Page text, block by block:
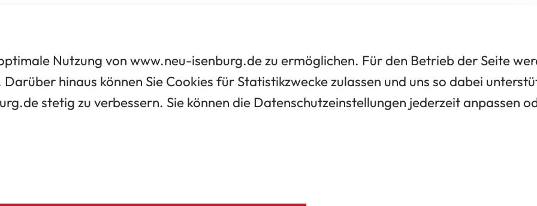
Nutzung von www.neu-isenburg.de zu ermöglichen. Für den Betrieb der Seite
hinaus können Sie Cookies für Statistikzwecke zulassen und uns so dabei
stetig zu verbessern. Sie können die Datenschutzeinstellungen jederzeit anpassen